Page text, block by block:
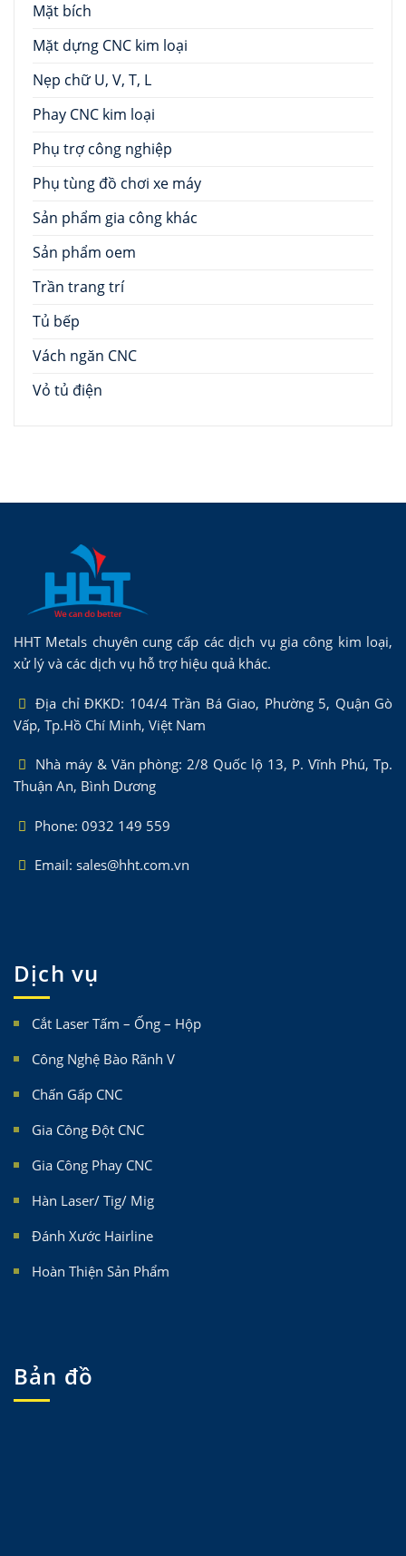
Mặt bích
Mặt dựng CNC kim loại
Nẹp chữ U, V, T, L
Phay CNC kim loại
Phụ trợ công nghiệp
Phụ tùng đồ chơi xe máy
Sản phẩm gia công khác
Sản phẩm oem
Trần trang trí
Tủ bếp
Vách ngăn CNC
Vỏ tủ điện
HHT Metals chuyên cung cấp các dịch vụ gia công kim loại,
xử lý và các dịch vụ hỗ trợ hiệu quả khác.
Địa chỉ ĐKKD: 104/4 Trần Bá Giao, Phường 5, Quận Gò
Vấp, Tp.Hồ Chí Minh, Việt Nam
Nhà máy & Văn phòng: 2/8 Quốc lộ 13, P. Vĩnh Phú, Tp.
Thuận An, Bình Dương
Phone: 0932 149 559
Email: sales@hht.com.vn
Dịch vụ
Cắt Laser Tấm – Ống – Hộp
Công Nghệ Bào Rãnh V
Chấn Gấp CNC
Gia Công Đột CNC
Gia Công Phay CNC
Hàn Laser/ Tig/ Mig
Đánh Xước Hairline
Hoàn Thiện Sản Phẩm
Bản đồ